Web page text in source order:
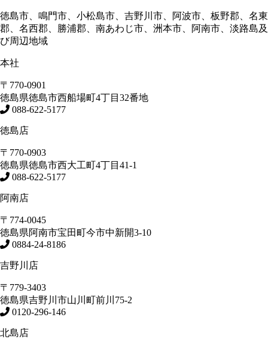
徳島市、鳴門市、小松島市、吉野川市、阿波市、板野郡、名東
郡、名西郡、勝浦郡、南あわじ市、洲本市、阿南市、淡路島及
び周辺地域
本社
〒770-0901
徳島県徳島市西船場町4丁目32番地
088-622-5177
徳島店
〒770-0903
徳島県徳島市西大工町4丁目41-1
088-622-5177
阿南店
〒774-0045
徳島県阿南市宝田町今市中新開3-10
0884-24-8186
吉野川店
〒779-3403
徳島県吉野川市山川町前川75-2
0120-296-146
北島店